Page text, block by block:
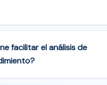
facilitar el análisis de